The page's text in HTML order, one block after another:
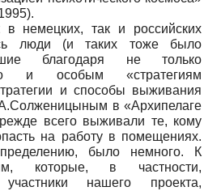
немецких, так и российских
люди (и таких тоже было
благодаря не только
и особым «стратегиям
и способы выживания
в «Архипелаге
всего выживали те, кому
на работу в помещениях.
было немного. К
которые, в частности,
нашего проекта,